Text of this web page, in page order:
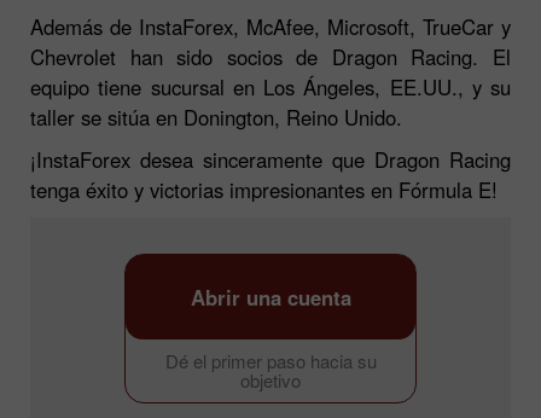
Además de InstaForex, McAfee, Microsoft, TrueCar y
Chevrolet han sido socios de Dragon Racing. El
equipo tiene sucursal en Los Ángeles, EE.UU., y su
taller se sitúa en Donington, Reino Unido.
¡InstaForex desea sinceramente que Dragon Racing
tenga éxito y victorias impresionantes en Fórmula E!
Dé el primer paso hacia su
objetivo
Abrir una cuenta